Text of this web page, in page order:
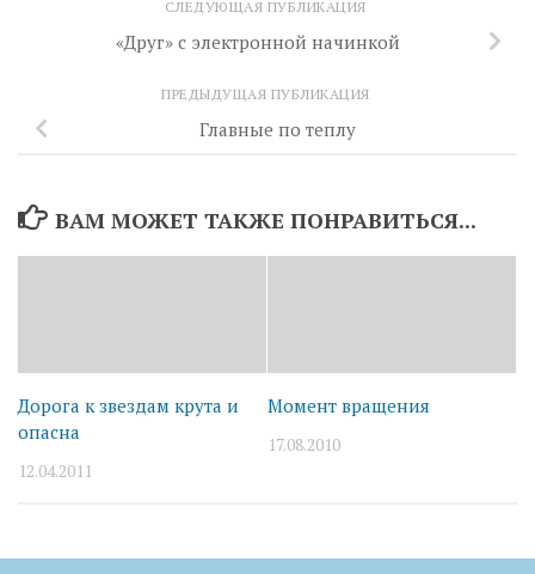
СЛЕДУЮЩАЯ ПУБЛИКАЦИЯ
«Друг» с электронной начинкой
ПРЕДЫДУЩАЯ ПУБЛИКАЦИЯ
Главные по теплу
ВАМ МОЖЕТ ТАКЖЕ ПОНРАВИТЬСЯ...
Дорога к звездам крута и
опасна
12.04.2011
Момент вращения
17.08.2010